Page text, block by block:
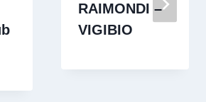
RAIMONDI –
VIGIBIO